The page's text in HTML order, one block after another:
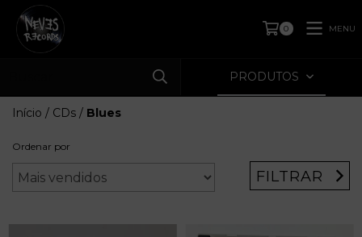
0 MENU
PRODUTOS
Início / CDs / Blues
Ordenar por
FILTRAR